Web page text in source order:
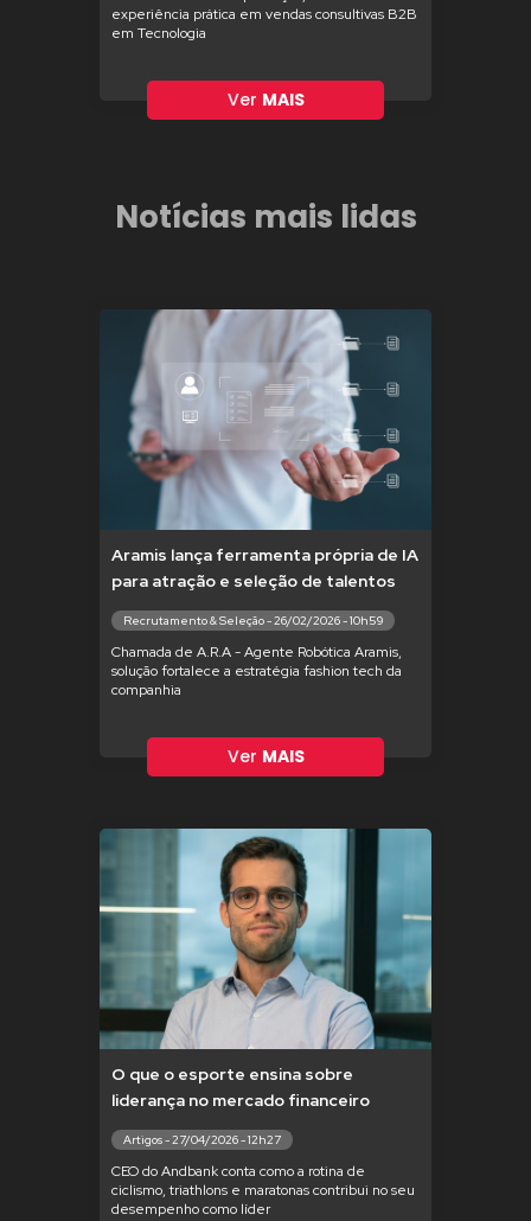
experiência prática em vendas consultivas B2B
em Tecnologia
Ver MAIS
Notícias mais lidas
Aramis lança ferramenta própria de IA
para atração e seleção de talentos
Recrutamento & Seleção - 26/02/2026 - 10h59
Chamada de A.R.A - Agente Robótica Aramis,
solução fortalece a estratégia fashion tech da
companhia
Ver MAIS
O que o esporte ensina sobre
liderança no mercado financeiro
Artigos - 27/04/2026 - 12h27
CEO do Andbank conta como a rotina de
ciclismo, triathlons e maratonas contribui no seu
desempenho como líder